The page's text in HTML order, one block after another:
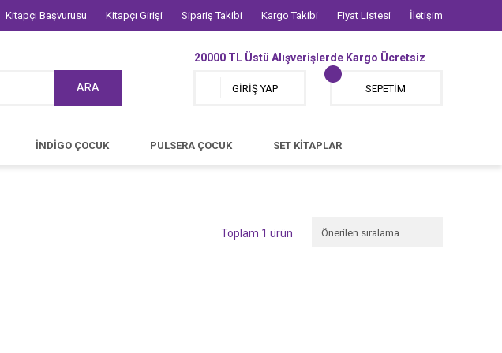
Kitapçı Başvurusu Kitapçı Girişi Sipariş Takibi Kargo Takibi Fiyat Listesi İletişim
ARA
20000 TL Üstü Alışverişlerde Kargo Ücretsiz
GİRİŞ YAP SEPETİM
İNDİGO ÇOCUK PULSERA ÇOCUK SET KİTAPLAR
Toplam 1 ürün